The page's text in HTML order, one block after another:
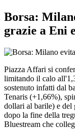
Borsa:
grazie a Eni
Piazza Affari si
limitando il calo
sostenuto infatti dal
Tenaris (+1,66%),
dollari al barile) e del
dopo la fine della
Bluestream che